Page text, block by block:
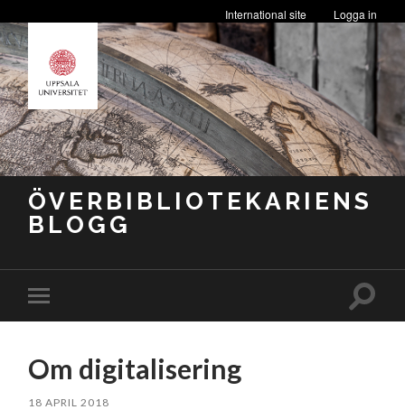
Logga in
International site
ÖVERBIBLIOTEKARIENS
BLOGG
på/av
Slå
Om digitalisering
18 APRIL 2018